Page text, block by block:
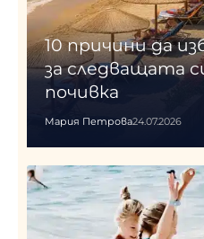
10 причини да
за следващата
почивка
Мария Петрова24.07.2026